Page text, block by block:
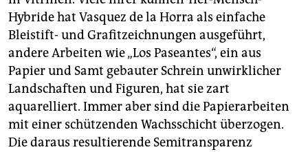
Hybride hat Vasquez de la Horra als einfache
Bleistift- und Grafitzeichnungen ausgeführt,
andere Arbeiten wie „Los Paseantes“, ein aus
Papier und Samt gebauter Schrein unwirklicher
Landschaften und Figuren, hat sie zart
aquarelliert. Immer aber sind die Papierarbeiten
mit einer schützenden Wachsschicht überzogen.
Die daraus resultierende Semitransparenz